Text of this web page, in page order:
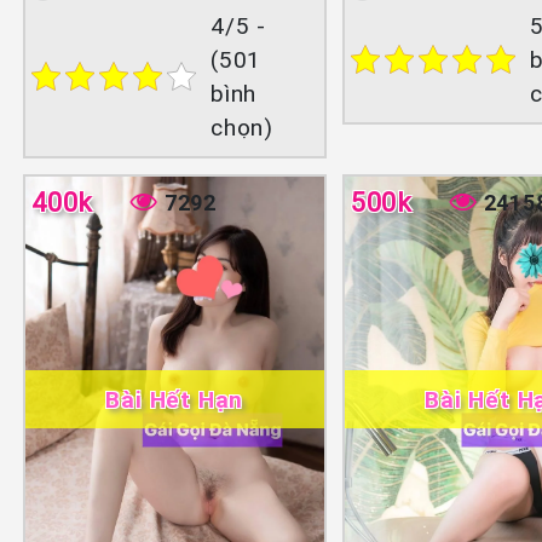
4/5 -
(501
bình
chọn)
400k 7292
Bài Hết Hạn
500k
Bài Hết